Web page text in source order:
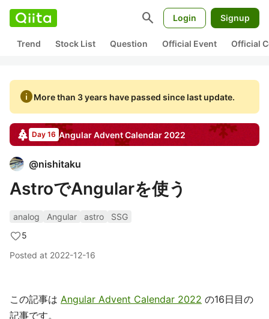
search Login Signup
Trend Stock List Question Official Event Official
infoMore than 3 years have passed since last update.
Day 16 AngularAdvent Calendar 2022
@nishitaku
AstroでAngularを使う
analog Angular astro
SSG
5
Posted at 2022-12-16
この記事は Angular Advent Calendar 2022 の16日目の
記事です。